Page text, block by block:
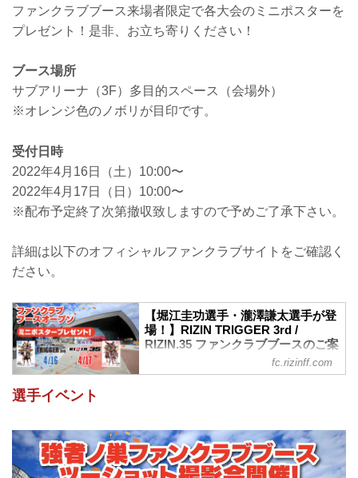
ファンクラブブース来場者限定で各大会のミニポスターを
プレゼント！是非、お立ち寄りください！
ブース場所
サブアリーナ（3F）多目的スペース（会場外）
※オレンジ色のノボリが目印です。
受付日時
2022年4月16日（土）10:00〜
2022年4月17日（日）10:00〜
※配布予定終了次第撤収致しますので予めご了承下さい。
詳細は以下のオフィシャルファンクラブサイトをご確認く
ださい。
【堀江圭功選手・瀧澤謙太選手が登
場！】RIZIN TRIGGER 3rd /
RIZIN.35 ファンクラブブースのご案
ファンクラブ「強者ノ巣」会員専用ブー
スがオープン！ ブースでは先着で、大会
オリジナルグッズをプレゼント！ さら
fc.rizinff.com
選手イベント